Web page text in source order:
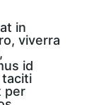
in
viverra
id
taciti
per